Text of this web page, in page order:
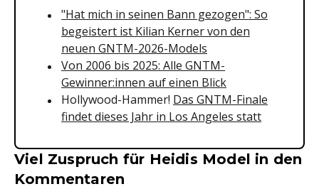
"Hat mich in seinen Bann gezogen": So
begeistert ist Kilian Kerner von den
neuen GNTM-2026-Models
Von 2006 bis 2025: Alle GNTM-
Gewinner:innen auf einen Blick
Hollywood-Hammer! Das GNTM-Finale
findet dieses Jahr in Los Angeles statt
Viel Zuspruch für Heidis Model in den
Kommentaren